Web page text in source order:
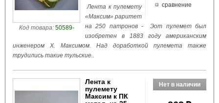
сравнение
Код товара:50589-
Лента к пулемету
«Максим» раритет
на 250 патронов - Эот пулемет был
изобретен в 1883 году американским
инженером Х. Максимом. Над доработкой пулемета также
трудились такие тульские..
Лента к
пулемету
Максим к ПК